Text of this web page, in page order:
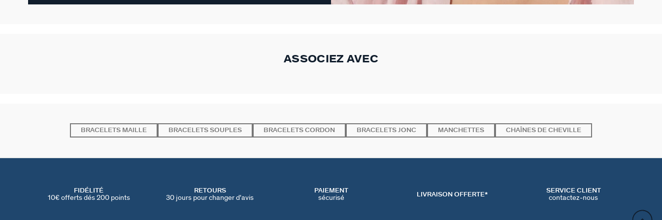
ASSOCIEZ AVEC
BRACELETS MAILLE BRACELETS SOUPLES BRACELETS CORDON BRACELETS JONC MANCHETTES CHAÎNES DE CHEVILLE
FIDÉLITÉ
10€ offerts dés 200 points
RETOURS
30 jours pour changer d'avis
PAIEMENT
sécurisé LIVRAISON OFFERTE*
SERVICE CLIENT
contactez-nous